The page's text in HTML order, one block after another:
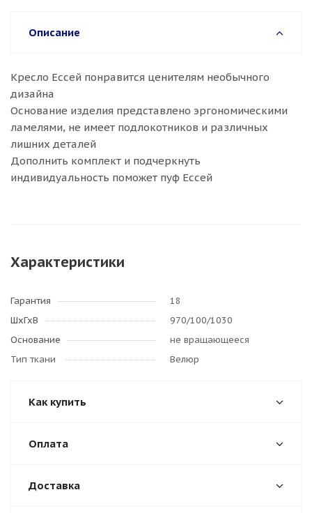
Описание
Кресло Ессей понравится ценителям необычного
дизайна
Основание изделия представлено эргономическими
ламелями, не имеет подлокотников и различных
лишних деталей
Дополнить комплект и подчеркнуть
индивидуальность поможет пуф Ессей
Характеристики
Гарантия
18
ШхГхВ
970/100/1030
Основание
не вращающееся
Тип ткани
Велюр
Как купить
Оплата
Доставка